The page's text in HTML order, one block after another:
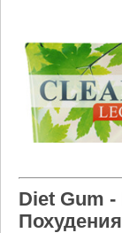
Diet Gum
Похудения